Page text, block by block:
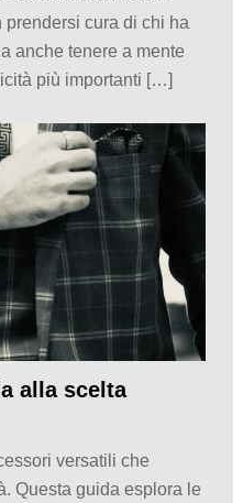
cura di chi ha
anche tenere a mente
più importanti […]
alla scelta
versatili che
Questa guida esplora le